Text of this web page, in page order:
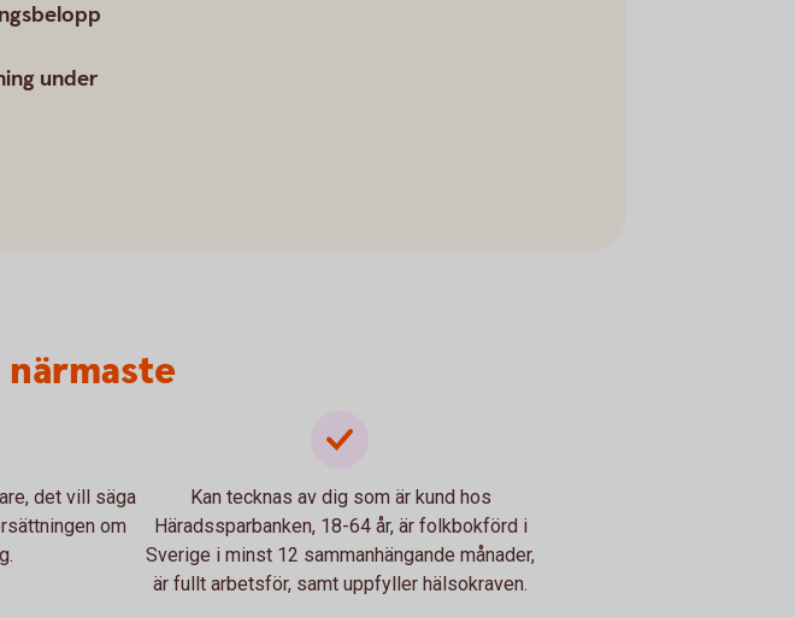
under
det vill säga
om
Kan tecknas av dig som är kund hos
Häradssparbanken, 18-64 år, är folkbokförd i
Sverige i minst 12 sammanhängande månader,
är fullt arbetsför, samt uppfyller hälsokraven.